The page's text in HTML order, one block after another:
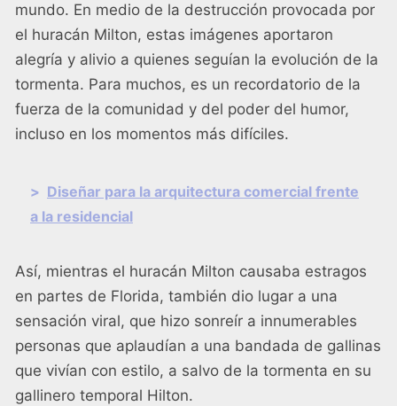
mundo. En medio de la destrucción provocada por
el huracán Milton, estas imágenes aportaron
alegría y alivio a quienes seguían la evolución de la
tormenta. Para muchos, es un recordatorio de la
fuerza de la comunidad y del poder del humor,
incluso en los momentos más difíciles.
> Diseñar para la arquitectura comercial frente
a la residencial
Así, mientras el huracán Milton causaba estragos
en partes de Florida, también dio lugar a una
sensación viral, que hizo sonreír a innumerables
personas que aplaudían a una bandada de gallinas
que vivían con estilo, a salvo de la tormenta en su
gallinero temporal Hilton.